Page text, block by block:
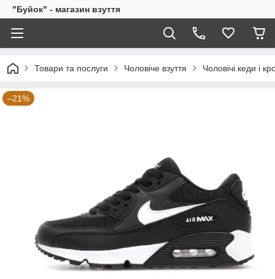
"Буйок" - магазин взуття
Товари та послуги Чоловіче взуття Чоловічі кеди і
–21%